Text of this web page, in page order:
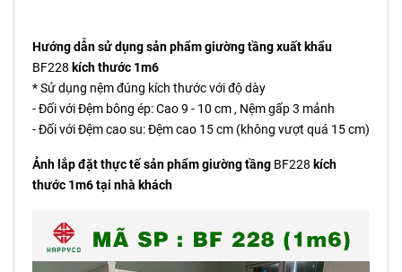
Hướng dẫn sử dụng sản phẩm giường tầng xuất khẩu
BF228 kích thước 1m6
* Sử dụng nệm đúng kích thước với độ dày
- Đối với Đệm bông ép: Cao 9 - 10 cm , Nệm gấp 3 mảnh
- Đối với Đệm cao su: Đệm cao 15 cm (không vượt quá 15 cm)
Ảnh lắp đặt thực tế sản phẩm giường tầng BF228 kích
thước 1m6 tại nhà khách